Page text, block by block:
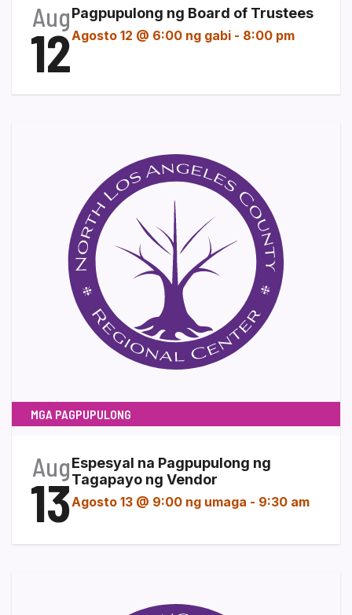
Aug
12
Pagpupulong ng Board of Trustees
Agosto 12 @ 6:00 ng gabi - 8:00 pm
MGA PAGPUPULONG
Aug
13
Espesyal na Pagpupulong ng
Tagapayo ng Vendor
Agosto 13 @ 9:00 ng umaga - 9:30 am